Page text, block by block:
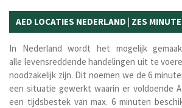
AED LOCATIES NEDERLAND | ZES
In Nederland wordt het mogelijk
alle levensreddende handelingen uit te
noodzakelijk zijn. Dit noemen we de 6
een situatie gewerkt waarin er voldoende
een tijdsbestek van max. 6 minuten